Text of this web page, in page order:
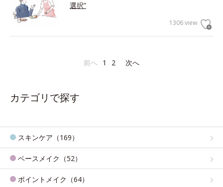
選択”
1306 view
前へ 1 2 次へ
カテゴリで探す
スキンケア（169）
ベースメイク（52）
ポイントメイク（64）